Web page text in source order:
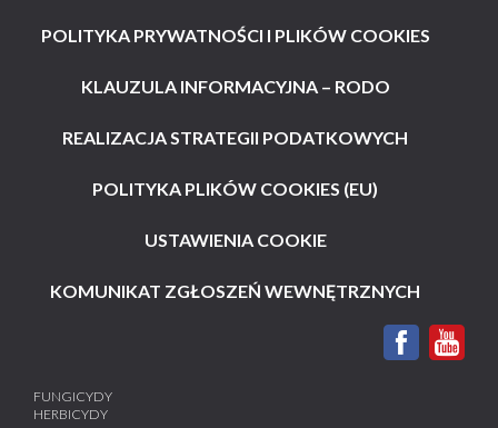
POLITYKA PRYWATNOŚCI I PLIKÓW COOKIES
KLAUZULA INFORMACYJNA – RODO
REALIZACJA STRATEGII PODATKOWYCH
POLITYKA PLIKÓW COOKIES (EU)
USTAWIENIA COOKIE
KOMUNIKAT ZGŁOSZEŃ WEWNĘTRZNYCH
FUNGICYDY
HERBICYDY